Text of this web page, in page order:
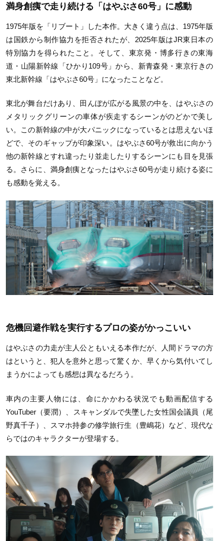
満身創痍で走り続ける「はやぶさ60号」に感動
1975年版を「リブート」した本作。大きく違う点は、1975年版
は国鉄から制作協力を拒否されたが、2025年版はJR東日本の
特別協力を得られたこと。そして、東京発・博多行きの東海
道・山陽新幹線「ひかり109号」から、新青森発・東京行きの
東北新幹線「はやぶさ60号」になったことなど。
東北が舞台だけあり、田んぼが広がる風景の中を、はやぶさの
メタリックグリーンの車体が疾走するシーンがのどかで美し
い。この新幹線の中が大パニックになっているとは思えないほ
どで、そのギャップが印象深い。はやぶさ60号が救出に向かう
他の新幹線とすれ違ったり並走したりするシーンにも目を見張
る。さらに、満身創痍となったはやぶさ60号が走り続ける姿に
も感動を覚える。
危機回避作戦を実行するプロの姿がかっこいい
はやぶさの力走が主人公ともいえる本作だが、人間ドラマの方
はというと、犯人を意外と思って驚くか、早くから気付いてし
まうかによっても感想は異なるだろう。
車内の主要人物には、命にかかわる状況でも動画配信する
YouTuber（要潤）、スキャンダルで失墜した女性国会議員（尾
野真千子）、スマホ持参の修学旅行生（豊嶋花）など、現代な
らではのキャラクターが登場する。